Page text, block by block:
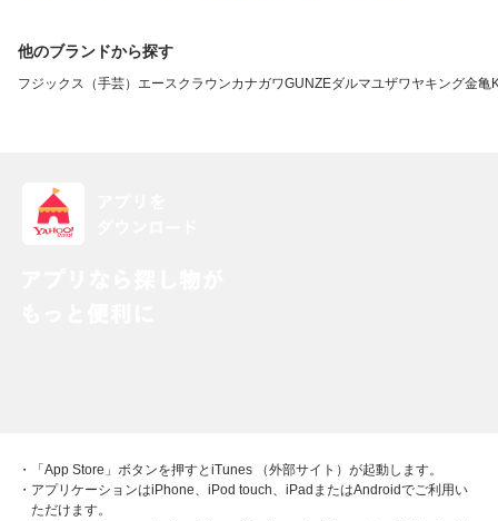
他のブランドから探す
フジックス（手芸） エースクラウンカナガワGUNZEダルマユザワヤキング金亀
・「App Store」ボタンを押すとiTunes （外部サイト）が起動します。
・アプリケーションはiPhone、iPod touch、iPadまたはAndroidでご利用い
ただけます。